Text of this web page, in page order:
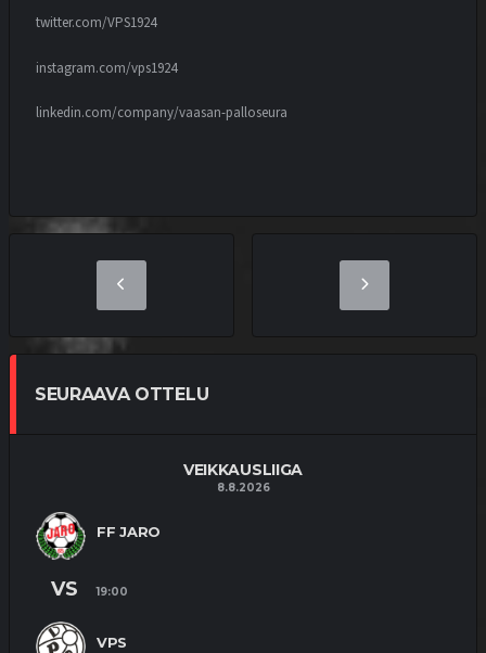
twitter.com/VPS1924
instagram.com/vps1924
linkedin.com/company/vaasan-palloseura
SEURAAVA OTTELU
VEIKKAUSLIIGA
8.8.2026
FF JARO
VPS
VS 19:00